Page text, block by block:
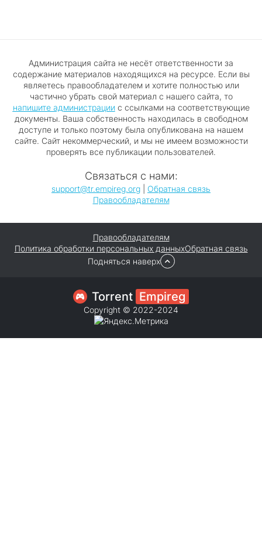
Администрация сайта не несёт ответственности за
содержание материалов находящихся на ресурсе. Если вы
являетесь правообладателем и хотите полностью или
частично убрать свой материал с нашего сайта, то
напишите администрациис ссылками на соответствующие
документы. Ваша собственность находилась в свободном
доступе и только поэтому была опубликована на нашем
сайте. Сайт некоммерческий, и мы не имеем возможности
проверять все публикации пользователей.
Связаться с нами:
support@tr.empireg.org
Обратная связь
Правообладателям
Правообладателям
Политика обработки персональных данныхОбратная связь
Подняться наверх
Torrent Empireg
Copyright © 2022-2024